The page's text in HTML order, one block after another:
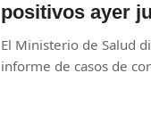
positivos ayer
El Ministerio de Salud
informe de casos de